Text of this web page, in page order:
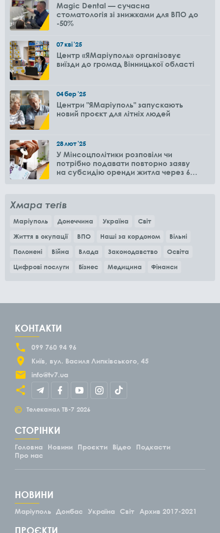
Magic Dental — сучасна
стоматологія зі знижками для ВПО до
-50%
07кві'25
Центр «ЯМаріуполь» організовує
виїзди до громад Вінницької області
04бер'25
Центри "ЯМаріуполь" запускають
новий проєкт для літніх людей
28лют'25
У Мінсоцполітики розповіли чи
потрібно подавати повторно заяву
на субсидію оренди житла через 6
Хмара тегів
Маріуполь Донеччина Україна
Світ
Життя в окупації
ВПО Наші за кордоном
Вільні
Полонені
Війна Влада Законодавство
Освіта
Цифрові послуги
Бізнес Медицина Фінанси
КОНТАКТИ
099 760 94 96
Київ
вул. Василя Липківського, 45
info@tv7.ua
© Телеканал ТВ-7 2026
СТОРІНКИ
Головна Новини Проєкти Відео
Подкасти
Про нас
НОВИНИ
Маріуполь Донбас Україна Світ Архив 2017-2021
ПРОЄКТИ